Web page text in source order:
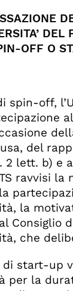
DEL
OFF O
spin-off,
del
2 lett. b) e
ravvisi la
la
Consiglio
che
di start-up
per la